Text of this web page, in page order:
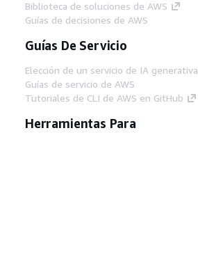
Biblioteca de soluciones de AWS
Guías de decisiones de AWS
Guías De Servicio
Elección de un servicio de IA generativa
Guías de servicio de AWS
Tutoriales de CLI de AWS en GitHub
Herramientas Para